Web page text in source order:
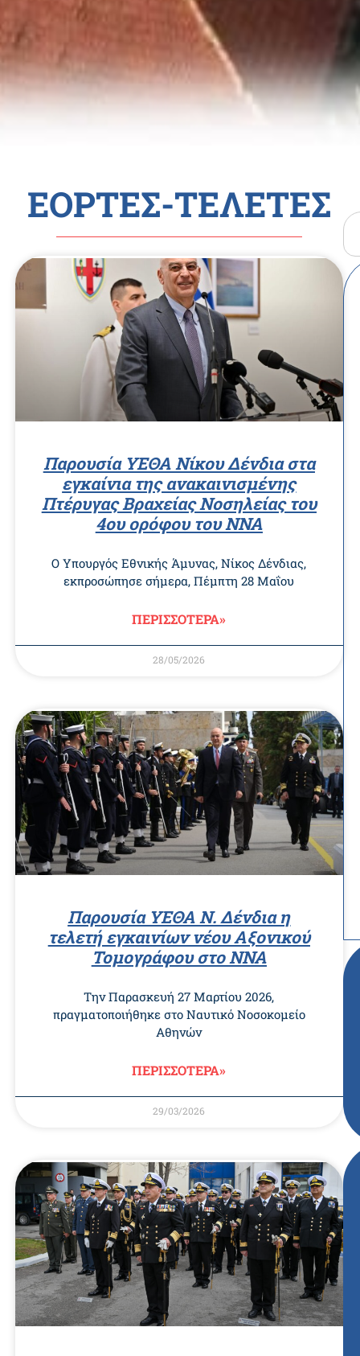
ΕΟΡΤΕΣ-ΤΕΛΕΤΕΣ
Παρουσία ΥΕΘΑ Νίκου Δένδια στα
εγκαίνια της ανακαινισμένης
Πτέρυγας Βραχείας Νοσηλείας του
4ου ορόφου του ΝΝΑ
Ο Υπουργός Εθνικής Άμυνας, Νίκος Δένδιας,
εκπροσώπησε σήμερα, Πέμπτη 28 Μαΐου
ΠΕΡΙΣΣΟΤΕΡΑ»
28/05/2026
Παρουσία ΥΕΘΑ Ν. Δένδια η
τελετή εγκαινίων νέου Αξονικού
Τομογράφου στο ΝΝΑ
Την Παρασκευή 27 Μαρτίου 2026,
πραγματοποιήθηκε στο Ναυτικό Νοσοκομείο
Αθηνών
ΠΕΡΙΣΣΟΤΕΡΑ»
29/03/2026